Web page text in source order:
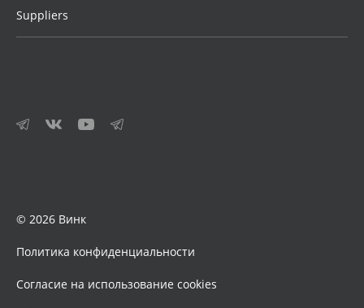
Suppliers
© 2026 Винк
Политика конфиденциальности
Согласие на использование cookies